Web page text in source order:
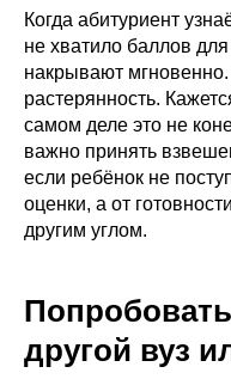
Когда абитуриент
не хватило баллов
накрывают мгновенно.
растерянность.
самом деле это не
важно принять
если ребёнок не
оценки, а от
другим углом.
другой вуз